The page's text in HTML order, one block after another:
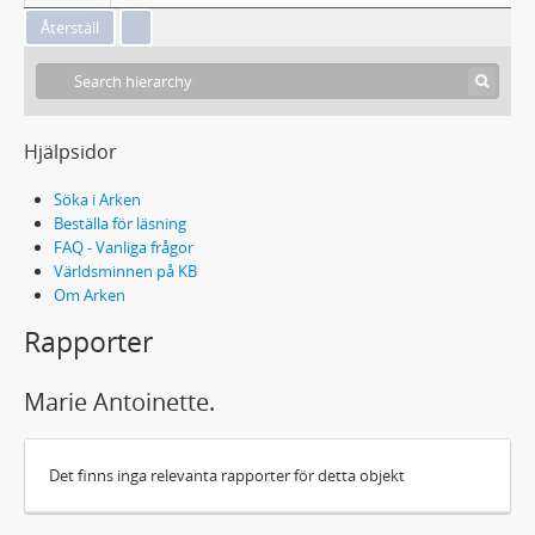
Hjälpsidor
Söka i Arken
Beställa för läsning
FAQ - Vanliga frågor
Världsminnen på KB
Om Arken
Rapporter
Marie Antoinette.
Det finns inga relevanta rapporter för detta objekt